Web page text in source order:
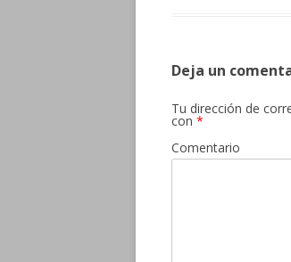
Deja un
Tu dirección de
con *
Comentario